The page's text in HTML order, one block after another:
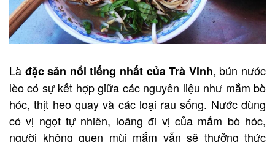
Là đặc sản nổi tiếng nhất của Trà Vinh, bún nước
lèo có sự kết hợp giữa các nguyên liệu như mắm bò
hóc, thịt heo quay và các loại rau sống. Nước dùng
có vị ngọt tự nhiên, loãng đi vị của mắm bò hóc,
người không quen mùi mắm vẫn sẽ thưởng thức